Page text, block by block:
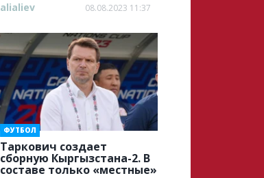
alialiev 08.08.2023 11:37
Таркович создает
сборную Кыргызстана-2. В
составе только «местные»
ФУТБОЛ